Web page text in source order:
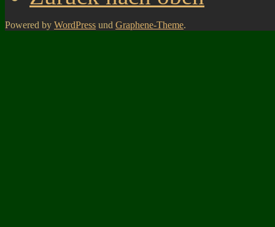
Powered by WordPress und Graphene-Theme.